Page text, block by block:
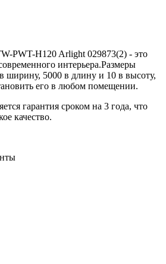
PWT-H120 Arlight 029873(2) - это
интерьера.Размеры
ширину, 5000 в длину и 10 в высоту,
его в любом помещении.
гарантия сроком на 3 года, что
качество.